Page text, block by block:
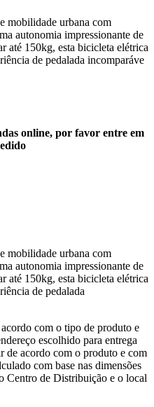
mobilidade urbana com
autonomia impressionante de
até 150kg, esta bicicleta elétrica
de pedalada incomparáve
online, por favor entre em
mobilidade urbana com
autonomia impressionante de
até 150kg, esta bicicleta elétrica
de pedalada
com o tipo de produto e
escolhido para entrega
de acordo com o produto e com
com base nas dimensões
Centro de Distribuição e o local